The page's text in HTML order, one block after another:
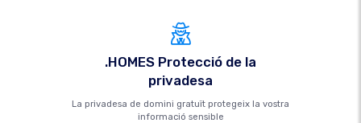
.HOMES Protecció de la
privadesa
La privadesa de domini gratuït protegeix la vostra
informació sensible